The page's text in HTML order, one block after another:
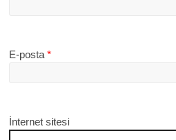
E-posta*
İnternet sitesi